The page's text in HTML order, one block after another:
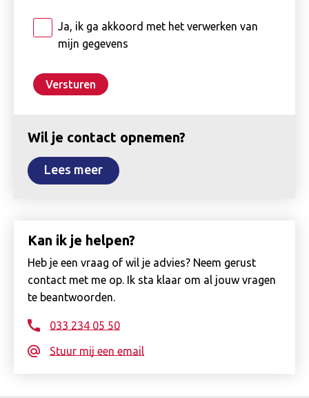
Ja, ik ga akkoord met het verwerken van
mijn gegevens
Versturen
Wil je contact opnemen?
Lees meer
Kan ik je helpen?
Heb je een vraag of wil je advies? Neem gerust
contact met me op. Ik sta klaar om al jouw vragen
te beantwoorden.
033 234 05 50
Stuur mij een email